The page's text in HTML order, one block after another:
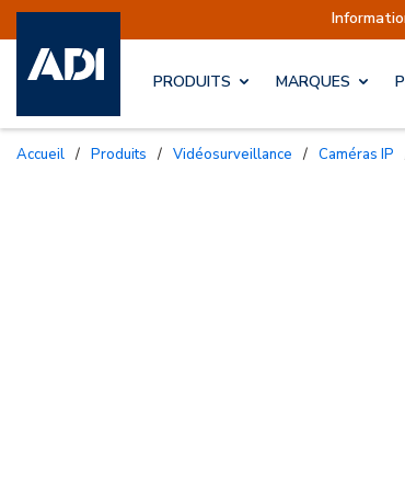
Information | Les
PRODUITS MARQUES
Accueil / Produits / Vidéosurveillance / Caméras IP